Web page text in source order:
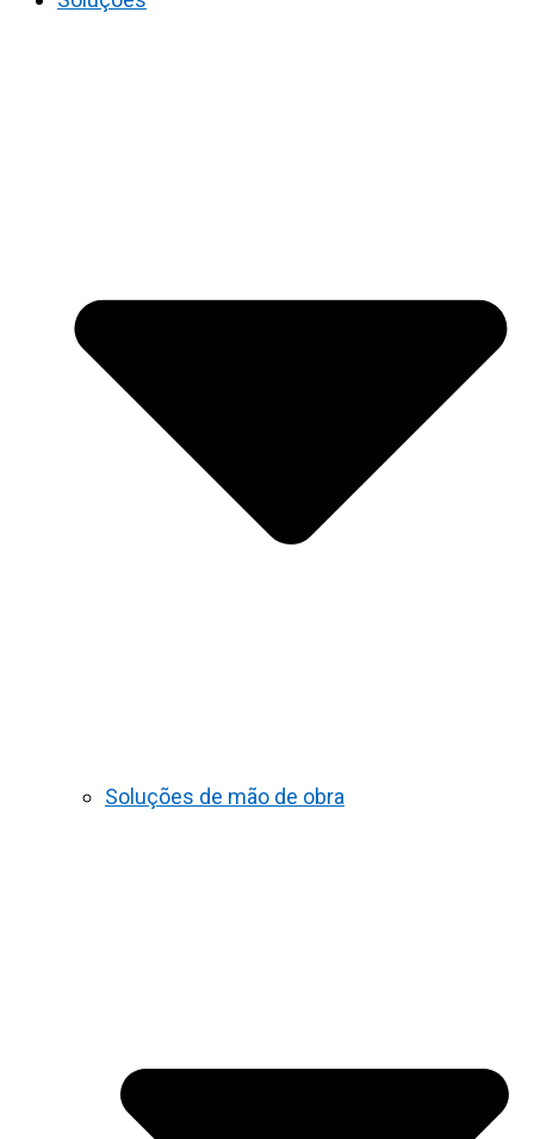
Soluções de mão de obra